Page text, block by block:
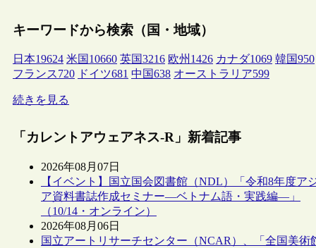
キーワードから検索（国・地域）
日本19624 米国 10660 英国3216 欧州 1426 カナダ1069 韓国950
フランス720 ドイツ681 中国638 オーストラリア599
続きを見る
「カレントアウェアネス-R」新着記事
2026年08月07日
【イベント】国立国会図書館（NDL）「令和8年度ア
ア資料書誌作成セミナー―ベトナム語・実践編―」
（10/14・オンライン）
2026年08月06日
国立アートリサーチセンター（NCAR）、「全国美術